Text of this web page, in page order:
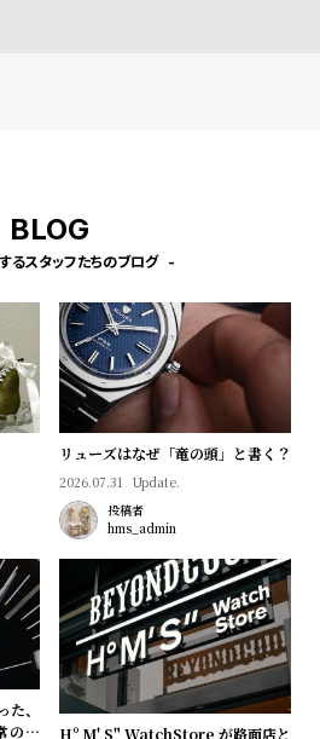
BLOG
るスタッフたちのブログ
リューズはなぜ「竜の頭」と書く？
2026.07.31 Update.
投稿者
hms_admin
、
のロ
Hº M' S" WatchStore が路面店と